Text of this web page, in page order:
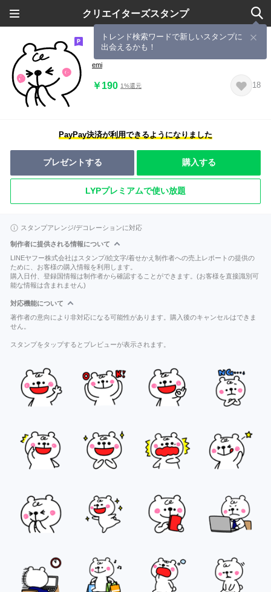
クリエイターズスタンプ
トレンド検索ワードで新しいスタンプに
出会えるかも！
しろくまペンタン
emi
￥190 1%還元 18
PayPay決済が利用できるようになりました
プレゼントする 購入する
LYPプレミアムで使い放題
スタンプアレンジ/デコレーションに対応
制作者に提供される情報について
LINEヤフー株式会社はスタンプ/絵文字/着せかえ制作者への売上レポートの提供の
ために、お客様の購入情報を利用します。
購入日付、登録国情報は制作者から確認することができます。(お客様を直接識別可
能な情報は含まれません)
対応機能について
著作者の意向により非対応になる可能性があります。購入後のキャンセルはできま
せん。
スタンプをタップするとプレビューが表示されます。